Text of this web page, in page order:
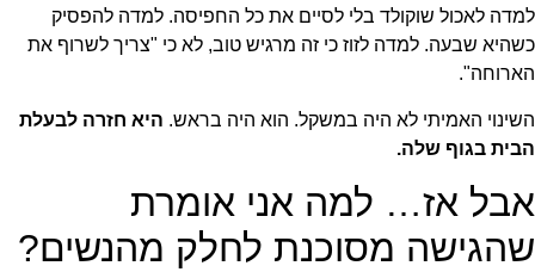
למדה לאכול שוקולד בלי לסיים את כל החפיסה. למדה להפסיק
כשהיא שבעה. למדה לזוז כי זה מרגיש טוב, לא כי "צריך לשרוף את
הארוחה".
השינוי האמיתי לא היה במשקל. הוא היה בראש. היא חזרה לבעלת
הבית בגוף שלה.
אבל אז… למה אני אומרת
שהגישה מסוכנת לחלק מהנשים?